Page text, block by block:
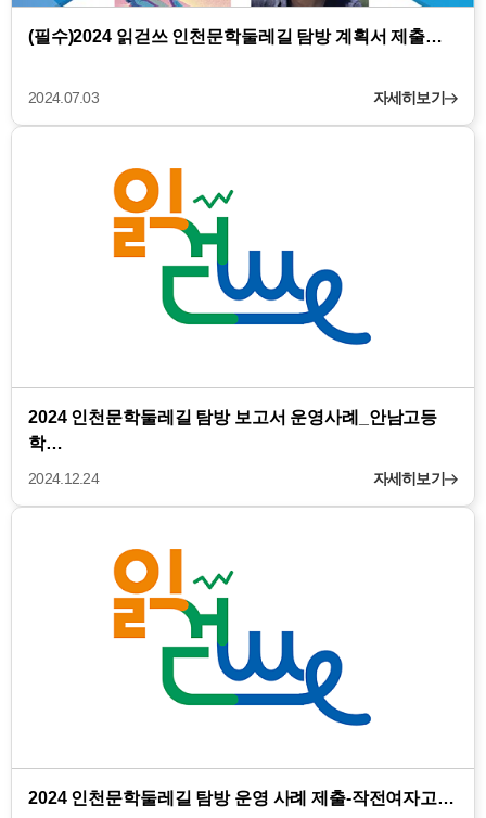
(필수)2024 읽걷쓰 인천문학둘레길 탐방 계획서 제출…
2024.07.03 자세히보기
2024 인천문학둘레길 탐방 보고서 운영사례_안남고등
학…
2024.12.24 자세히보기
2024 인천문학둘레길 탐방 운영 사례 제출-작전여자고…